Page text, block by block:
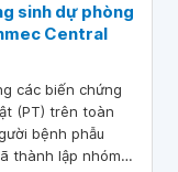
sinh dự phòng
Central
các biến chứng
(PT) trên toàn
bệnh phẫu
thành lập nhóm